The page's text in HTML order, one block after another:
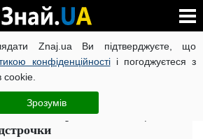
Znaj.ua Ви підтверджуєте, що
конфіденційностіі погоджуєтеся з
cookie.
Зрозумів
УКРАЇНИ КОРОНАВІРУС В УКРАЇНІ
ЧИТАТЬ НА РУССКОМ
паспорта йти до ТЦК для